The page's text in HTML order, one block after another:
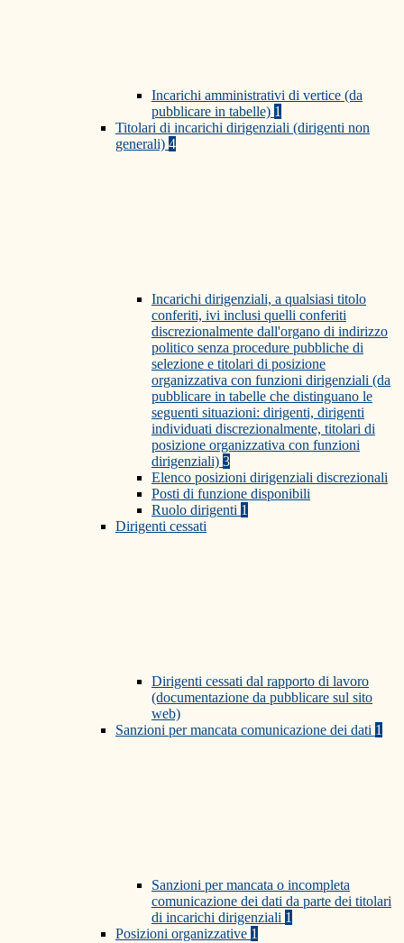
Incarichi amministrativi di vertice (da
pubblicare in tabelle) 1
Titolari di incarichi dirigenziali (dirigenti non
generali) 4
Incarichi dirigenziali, a qualsiasi titolo
conferiti, ivi inclusi quelli conferiti
discrezionalmente dall'organo di indirizzo
politico senza procedure pubbliche di
selezione e titolari di posizione
organizzativa con funzioni dirigenziali (da
pubblicare in tabelle che distinguano le
seguenti situazioni: dirigenti, dirigenti
individuati discrezionalmente, titolari di
posizione organizzativa con funzioni
dirigenziali) 3
Elenco posizioni dirigenziali discrezionali
Posti di funzione disponibili
Ruolo dirigenti 1
Dirigenti cessati
Dirigenti cessati dal rapporto di lavoro
(documentazione da pubblicare sul sito
web)
Sanzioni per mancata comunicazione dei dati 1
Sanzioni per mancata o incompleta
comunicazione dei dati da parte dei titolari
di incarichi dirigenziali 1
Posizioni organizzative 1